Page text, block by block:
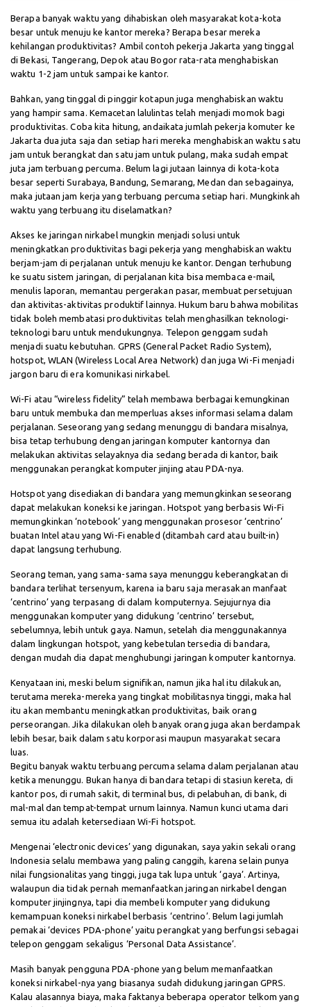
Berapa banyak waktu yang dihabiskan oleh masyarakat kota-kota
besar untuk menuju ke kantor mereka? Berapa besar mereka
kehilangan produktivitas? Ambil contoh pekerja Jakarta yang tinggal
di Bekasi, Tangerang, Depok atau Bogor rata-rata menghabiskan
waktu 1-2 jam untuk sampai ke kantor.
Bahkan, yang tinggal di pinggir kotapun juga menghabiskan waktu
yang hampir sama. Kemacetan lalulintas telah menjadi momok bagi
produktivitas. Coba kita hitung, andaikata jumlah pekerja komuter ke
Jakarta dua juta saja dan setiap hari mereka menghabiskan waktu satu
jam untuk berangkat dan satu jam untuk pulang, maka sudah empat
juta jam terbuang percuma. Belum lagi jutaan lainnya di kota-kota
besar seperti Surabaya, Bandung, Semarang, Medan dan sebagainya,
maka jutaan jam kerja yang terbuang percuma setiap hari. Mungkinkah
waktu yang terbuang itu diselamatkan?
Akses ke jaringan nirkabel mungkin menjadi solusi untuk
meningkatkan produktivitas bagi pekerja yang menghabiskan waktu
berjam-jam di perjalanan untuk menuju ke kantor. Dengan terhubung
ke suatu sistem jaringan, di perjalanan kita bisa membaca e-mail,
menulis laporan, memantau pergerakan pasar, membuat persetujuan
dan aktivitas-aktivitas produktif lainnya. Hukum baru bahwa mobilitas
tidak boleh membatasi produktivitas telah menghasilkan teknologi-
teknologi baru untuk mendukungnya. Telepon genggam sudah
menjadi suatu kebutuhan. GPRS (General Packet Radio System),
hotspot, WLAN (Wireless Local Area Network) dan juga Wi-Fi menjadi
jargon baru di era komunikasi nirkabel.
Wi-Fi atau “wireless fidelity” telah membawa berbagai kemungkinan
baru untuk membuka dan memperluas akses informasi selama dalam
perjalanan. Seseorang yang sedang menunggu di bandara misalnya,
bisa tetap terhubung dengan jaringan komputer kantornya dan
melakukan aktivitas selayaknya dia sedang berada di kantor, baik
menggunakan perangkat komputer jinjing atau PDA-nya.
Hotspot yang disediakan di bandara yang memungkinkan seseorang
dapat melakukan koneksi ke jaringan. Hotspot yang berbasis Wi-Fi
memungkinkan ‘notebook’ yang menggunakan prosesor ‘centrino’
buatan Intel atau yang Wi-Fi enabled (ditambah card atau built-in)
dapat langsung terhubung.
Seorang teman, yang sama-sama saya menunggu keberangkatan di
bandara terlihat tersenyum, karena ia baru saja merasakan manfaat
‘centrino’ yang terpasang di dalam komputernya. Sejujurnya dia
menggunakan komputer yang didukung ‘centrino’ tersebut,
sebelumnya, lebih untuk gaya. Namun, setelah dia menggunakannya
dalam lingkungan hotspot, yang kebetulan tersedia di bandara,
dengan mudah dia dapat menghubungi jaringan komputer kantornya.
Kenyataan ini, meski belum signifikan, namun jika hal itu dilakukan,
terutama mereka-mereka yang tingkat mobilitasnya tinggi, maka hal
itu akan membantu meningkatkan produktivitas, baik orang
perseorangan. Jika dilakukan oleh banyak orang juga akan berdampak
lebih besar, baik dalam satu korporasi maupun masyarakat secara
luas.
Begitu banyak waktu terbuang percuma selama dalam perjalanan atau
ketika menunggu. Bukan hanya di bandara tetapi di stasiun kereta, di
kantor pos, di rumah sakit, di terminal bus, di pelabuhan, di bank, di
mal-mal dan tempat-tempat urnum lainnya. Namun kunci utama dari
semua itu adalah ketersediaan Wi-Fi hotspot.
Mengenai ‘electronic devices’ yang digunakan, saya yakin sekali orang
Indonesia selalu membawa yang paling canggih, karena selain punya
nilai fungsionalitas yang tinggi, juga tak lupa untuk ‘gaya’. Artinya,
walaupun dia tidak pernah memanfaatkan jaringan nirkabel dengan
komputer jinjingnya, tapi dia membeli komputer yang didukung
kemampuan koneksi nirkabel berbasis ‘centrino’. Belum lagi jumlah
pemakai ‘devices PDA-phone’ yaitu perangkat yang berfungsi sebagai
telepon genggam sekaligus ‘Personal Data Assistance’.
Masih banyak pengguna PDA-phone yang belum memanfaatkan
koneksi nirkabel-nya yang biasanya sudah didukung jaringan GPRS.
Kalau alasannya biaya, maka faktanya beberapa operator telkom yang